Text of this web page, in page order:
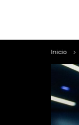
Inicio